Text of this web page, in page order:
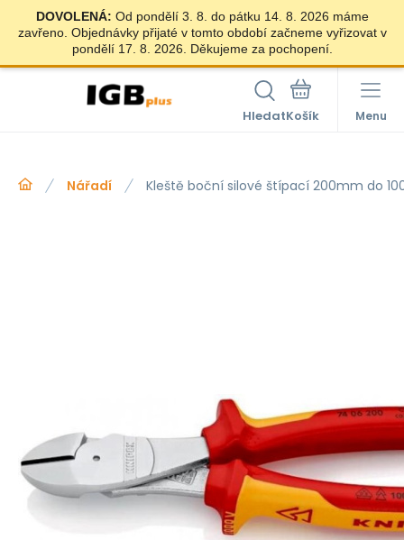
DOVOLENÁ: Od pondělí 3. 8. do pátku 14. 8. 2026 máme
zavřeno. Objednávky přijaté v tomto období začneme vyřizovat v
pondělí 17. 8. 2026. Děkujeme za pochopení.
Hledat Menu
Nářadí Kleště boční silové štípací 200mm do